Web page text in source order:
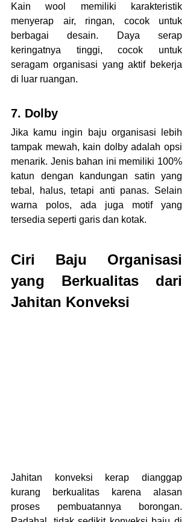
Kain wool memiliki karakteristik
menyerap air, ringan, cocok untuk
berbagai desain. Daya serap
keringatnya tinggi, cocok untuk
seragam organisasi yang aktif bekerja
di luar ruangan.
7. Dolby
Jika kamu ingin baju organisasi lebih
tampak mewah, kain dolby adalah opsi
menarik. Jenis bahan ini memiliki 100%
katun dengan kandungan satin yang
tebal, halus, tetapi anti panas. Selain
warna polos, ada juga motif yang
tersedia seperti garis dan kotak.
Ciri Baju Organisasi
yang Berkualitas dari
Jahitan Konveksi
Jahitan konveksi kerap dianggap
kurang berkualitas karena alasan
proses pembuatannya borongan.